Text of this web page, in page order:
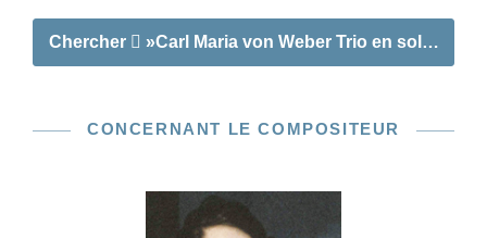
Chercher »Carl Maria von Weber Trio en sol
CONCERNANT LE COMPOSITEUR